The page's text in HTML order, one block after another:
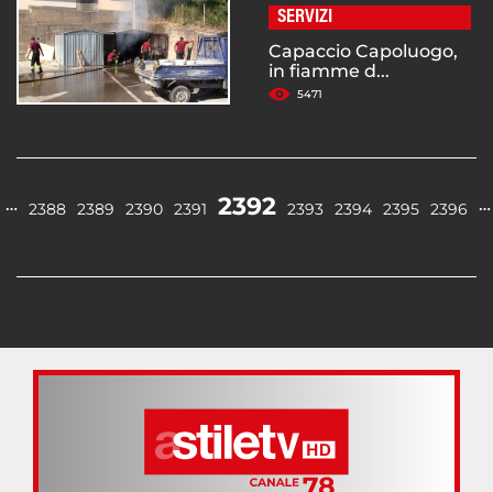
SERVIZI
Capaccio Capoluogo,
in fiamme d...
5471
… 2388 2389 2390 2391 2392 2393 2394 2395 2396 …